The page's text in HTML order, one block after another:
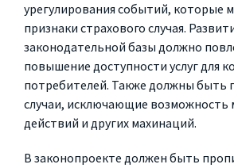
урегулирования событий, которые
признаки страхового случая.
законодательной базы должно
повышение доступности услуг для
потребителей. Также должны быть
случаи, исключающие возможность
действий и других махинаций.
В законопроекте должен быть